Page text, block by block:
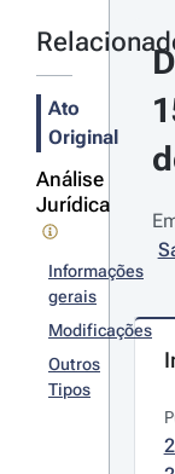
Ato
Original
Análise
Jurídica
Informações
gerais
Modificações
Outros
Tipos